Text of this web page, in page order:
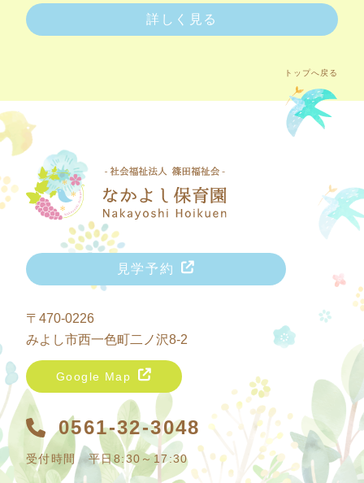
詳しく見る
トップへ戻る
見学予約
〒470-0226
みよし市西一色町二ノ沢8-2
Google Map
0561-32-3048
受付時間 平日8:30～17:30